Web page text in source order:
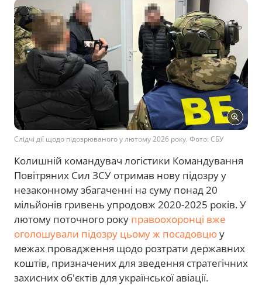
Слідчі дії щодо підозрюваного у лютому 2026 року. Фото: СБУ
Колишній командувач логістики Командування
Повітряних Сил ЗСУ отримав нову підозру у
незаконному збагаченні на суму понад 20
мільйонів гривень упродовж 2020-2025 років. У
лютому поточного року правоохоронці вже
оголошували підозру цьому ж посадовцюу
межах провадження щодо розтрати державних
коштів, призначених для зведення стратегічних
захисних об'єктів для української авіації.